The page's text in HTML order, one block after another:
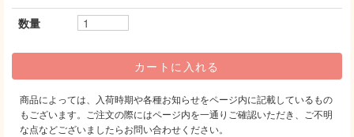
数量
商品によっては、入荷時期や各種お知らせをページ内に記載しているもの
もございます。ご注文の際にはページ内を一通りご確認いただき、ご不明
な点などございましたらお問い合わせください。